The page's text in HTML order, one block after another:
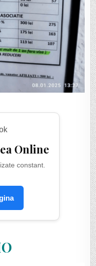
Online
constant.